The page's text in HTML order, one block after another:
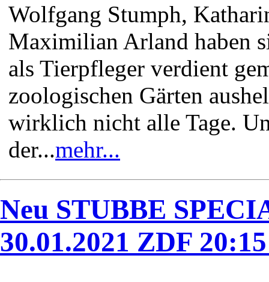
Wolfgang Stumph,
Maximilian Arland haben
als Tierpfleger verdient
zoologischen Gärten
wirklich nicht alle Tage.
der...mehr...
Neu STUBBE
30.01.2021 ZDF